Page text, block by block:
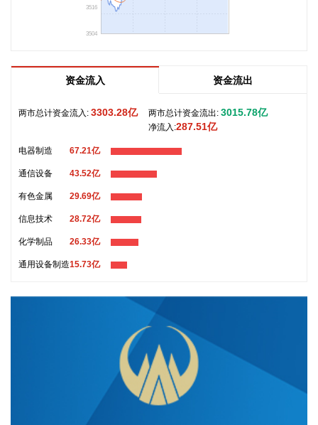
重要方向。板块投资来看，由于短时回调幅度较大，隐含前期
始走稳。
幅越大的品种弹性越大。市场已开启修复进程，后续随着市场
流动性和价格发现机制恢复正常，8月配置思路应当由交易超
跌反弹逐步转向均衡化。借着反弹降低边缘资产暴露，向具备
的非科技景气方向进行再平衡。维持“三个收敛”的中期判断，
即：1）AI产业链内部，上游硬件及涨价品种相对下游平台、云
的估值折价有望阶段性修复；3）科技与非科技板块之间的极
致分化趋于收敛。在科技板块内部，建议借着AI涨价品种反
弹，及时向核心资产（如燃气轮机、晶圆制造平台以及半导体
设备等）调仓，更加重视“量的确定性”，审慎对待“价的爆发
性”。对于非科技板块，重点增配能化、有色、创新药以及有出
海潜力的头部券商。
2026-08-09 18:29:43
3504
3516
资金流入 资金流出
两市总计资金流入: 3303.28亿 两市总计资金流出: 3015.78亿
净流入:287.51亿
电器制造 67.21亿
通信设备 43.52亿
有色金属 29.69亿
信息技术 28.72亿
化学制品 26.33亿
通用设备制造15.73亿